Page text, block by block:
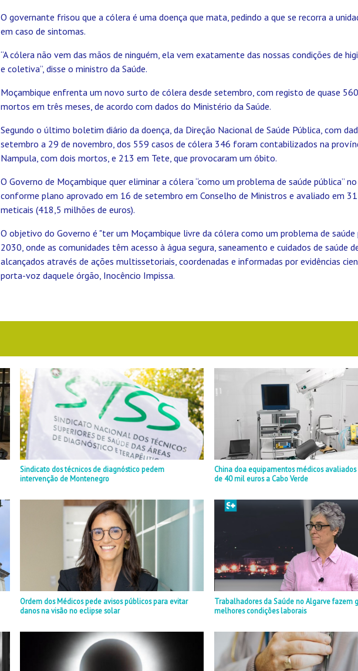
O governante frisou que a cólera é uma doença que mata, pedindo a que se recorra a
em caso de sintomas.
“A cólera não vem das mãos de ninguém, ela vem exatamente das nossas condições de
e coletiva”, disse o ministro da Saúde.
Moçambique enfrenta um novo surto de cólera desde setembro, com registo de quase
mortos em três meses, de acordo com dados do Ministério da Saúde.
Segundo o último boletim diário da doença, da Direção Nacional de Saúde Pública, com
setembro a 29 de novembro, dos 559 casos de cólera 346 foram contabilizados na
Nampula, com dois mortos, e 213 em Tete, que provocaram um óbito.
O Governo de Moçambique quer eliminar a cólera “como um problema de saúde pública”
conforme plano aprovado em 16 de setembro em Conselho de Ministros e avaliado em
meticais (418,5 milhões de euros).
O objetivo do Governo é "ter um Moçambique livre da cólera como um problema de saúde
2030, onde as comunidades têm acesso à água segura, saneamento e cuidados de saúde
alcançados através de ações multissetoriais, coordenadas e informadas por evidências
porta-voz daquele órgão, Inocêncio Impissa.
Sindicato dos técnicos de diagnóstico pedem
intervenção de Montenegro
China doa equipamentos médicos
de 40 mil euros a Cabo Verde
Ordem dos Médicos pede avisos públicos para evitar
danos na visão no eclipse solar
Trabalhadores da Saúde no Algarve fazem
melhores condições laborais